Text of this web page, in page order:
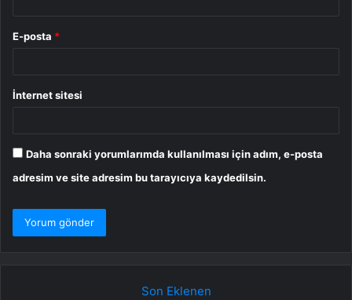
E-posta *
İnternet sitesi
Daha sonraki yorumlarımda kullanılması için adım, e-posta
adresim ve site adresim bu tarayıcıya kaydedilsin.
Son Eklenen